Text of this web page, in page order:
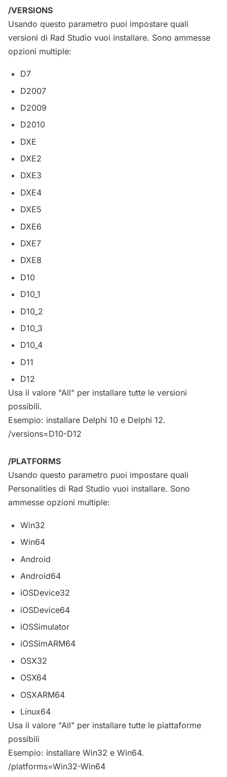
/VERSIONS
Usando questo parametro puoi impostare quali
versioni di Rad Studio vuoi installare. Sono ammesse
opzioni multiple:
D7
D2007
D2009
D2010
DXE
DXE2
DXE3
DXE4
DXE5
DXE6
DXE7
DXE8
D10
D10_1
D10_2
D10_3
D10_4
D11
D12
Usa il valore "All" per installare tutte le versioni
possibili.
Esempio: installare Delphi 10 e Delphi 12.
/versions=D10-D12
/PLATFORMS
Usando questo parametro puoi impostare quali
Personalities di Rad Studio vuoi installare. Sono
ammesse opzioni multiple:
Win32
Win64
Android
Android64
iOSDevice32
iOSDevice64
iOSSimulator
iOSSimARM64
OSX32
OSX64
OSXARM64
Linux64
Usa il valore "All" per installare tutte le piattaforme
possibili
Esempio: installare Win32 e Win64.
/platforms=Win32-Win64